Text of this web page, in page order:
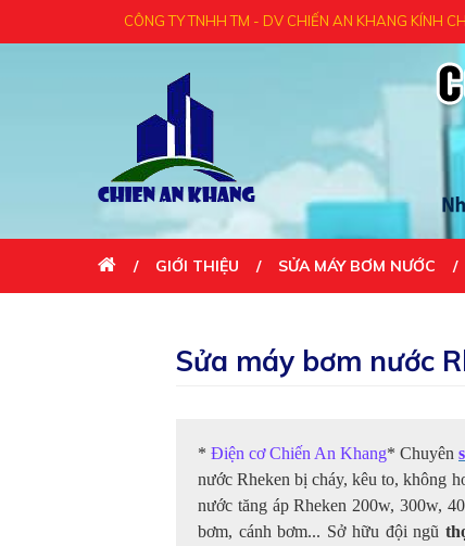
TY TNHH TM - DV CHIẾN AN KHANG KÍNH CHÀO QUÝ KHÁCH -
GIỚI THIỆU SỬA MÁY BƠM NƯỚC
Sửa máy bơm nước
* Điện cơ Chiến An Khang* Chuyên
nước Rheken bị cháy, kêu to, không
nước tăng áp Rheken 200w, 300w,
bơm, cánh bơm... Sở hữu đội ngũ